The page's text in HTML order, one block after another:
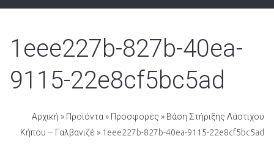
1eee227b-827b-40ea-
9115-22e8cf5bc5ad
Αρχική » Προϊόντα » Προσφορές » Βάση Στήριξης Λάστιχου
Κήπου – Γαλβανιζέ » 1eee227b-827b-40ea-9115-22e8cf5bc5ad